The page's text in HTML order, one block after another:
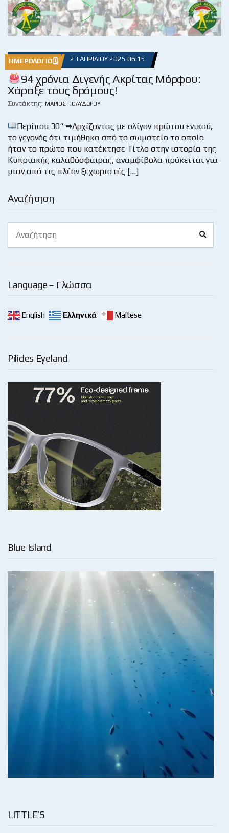
Αναζήτηση
for:
Language – Γλώσσα
English Ελληνικά Maltese
Pilides Eyeland
Blue Island
LITTLE’S
ΗΜΕΡΟΛΌΓΙΟ🗓 23 ΑΠΡΙΛΊΟΥ 2025 06:15
94 χρόνια Διγενής Ακρίτας Μόρφου:
Χάραξε τους δρόμους!
Συντάκτης: ΜΆΡΙΟΣ ΠΟΛΥΔΏΡΟΥ
Περίπου 30“ ➡Αρχίζοντας με ολίγον πρώτου ενικού,
το γεγονός ότι τιμήθηκα από το σωματείο το οποίο
ήταν το πρώτο που κατέκτησε Τίτλο στην ιστορία της
Κυπριακής καλαθόσφαιρας, αναμφίβολα πρόκειται για
μιαν από τις πλέον ξεχωριστές […]